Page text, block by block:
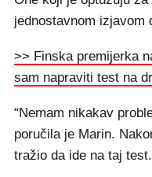
jednostavnom izjavom
>> Finska premijerka
sam napraviti test na
“Nemam nikakav
poručila je Marin.
tražio da ide na taj test.